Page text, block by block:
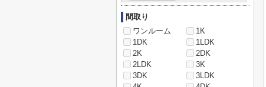
間取り
ワンルーム
1K
1DK
1LDK
2K
2DK
2LDK
3K
3DK
3LDK